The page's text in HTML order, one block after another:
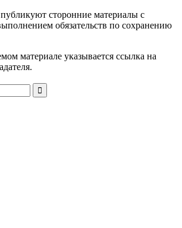
сторонние материалы с
обязательств по сохранению
материале указывается ссылка на